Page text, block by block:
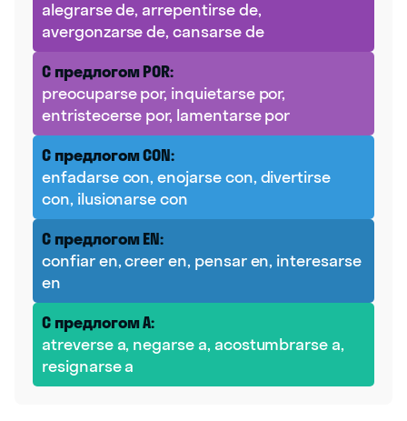
alegrarse de, arrepentirse de,
avergonzarse de, cansarse de
С предлогом POR:
preocuparse por, inquietarse por,
entristecerse por, lamentarse por
С предлогом CON:
enfadarse con, enojarse con, divertirse
con, ilusionarse con
С предлогом EN:
confiar en, creer en, pensar en, interesarse
en
С предлогом A:
atreverse a, negarse a, acostumbrarse a,
resignarse a